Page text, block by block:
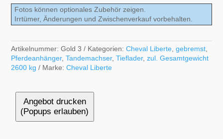
Fotos können optionales Zubehör zeigen.
Irrtümer, Änderungen und Zwischenverkauf vorbehalten.
Artikelnummer:Gold 3 Kategorien:Cheval Liberte,gebremst,
Pferdeanhänger,Tandemachser,Tieflader,zul. Gesamtgewicht
2600 kg
Marke:Cheval Liberte
Angebot drucken
(Popups erlauben)